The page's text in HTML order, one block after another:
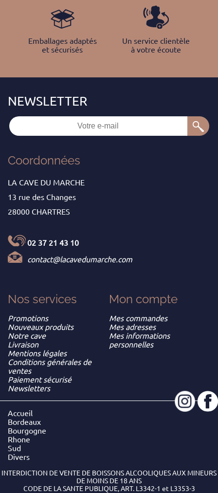
Emballages adaptés
et sécurisés
Un service clientèle
à votre écoute
Coordonnées
LA CAVE DU MARCHE
13 rue des Changes
28000 CHARTRES
02 37 21 43 10
contact@lacavedumarche.com
Nos services
Promotions
Nouveaux produits
Notre cave
Livraison
Mentions légales
Conditions générales de
ventes
Paiement sécurisé
Newsletters
Mon compte
Mes commandes
Mes adresses
Mes informations
personnelles
Accueil
Bordeaux
Bourgogne
Rhone
Sud
Divers
INTERDICTION DE VENTE DE BOISSONS ALCOOLIQUES AUX MINEURS
DE MOINS DE 18 ANS
CODE DE LA SANTE PUBLIQUE, ART. L3342-1 et L3353-3